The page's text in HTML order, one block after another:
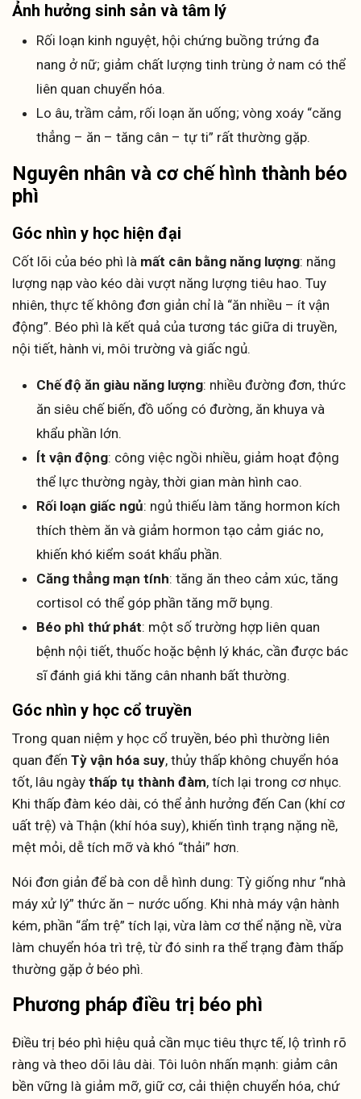
Ảnh hưởng sinh sản và tâm lý
Rối loạn kinh nguyệt, hội chứng buồng trứng đa
nang ở nữ; giảm chất lượng tinh trùng ở nam có thể
liên quan chuyển hóa.
Lo âu, trầm cảm, rối loạn ăn uống; vòng xoáy “căng
thẳng – ăn – tăng cân – tự ti” rất thường gặp.
Nguyên nhân và cơ chế hình thành béo
phì
Góc nhìn y học hiện đại
Cốt lõi của béo phì là mất cân bằng năng lượng: năng
lượng nạp vào kéo dài vượt năng lượng tiêu hao. Tuy
nhiên, thực tế không đơn giản chỉ là “ăn nhiều – ít vận
động”. Béo phì là kết quả của tương tác giữa di truyền,
nội tiết, hành vi, môi trường và giấc ngủ.
Chế độ ăn giàu năng lượng: nhiều đường đơn, thức
ăn siêu chế biến, đồ uống có đường, ăn khuya và
khẩu phần lớn.
Ít vận động: công việc ngồi nhiều, giảm hoạt động
thể lực thường ngày, thời gian màn hình cao.
Rối loạn giấc ngủ: ngủ thiếu làm tăng hormon kích
thích thèm ăn và giảm hormon tạo cảm giác no,
khiến khó kiểm soát khẩu phần.
Căng thẳng mạn tính: tăng ăn theo cảm xúc, tăng
cortisol có thể góp phần tăng mỡ bụng.
Béo phì thứ phát: một số trường hợp liên quan
bệnh nội tiết, thuốc hoặc bệnh lý khác, cần được bác
sĩ đánh giá khi tăng cân nhanh bất thường.
Góc nhìn y học cổ truyền
Trong quan niệm y học cổ truyền, béo phì thường liên
quan đến Tỳ vận hóa suy, thủy thấp không chuyển hóa
tốt, lâu ngày thấp tụ thành đàm, tích lại trong cơ nhục.
Khi thấp đàm kéo dài, có thể ảnh hưởng đến Can (khí cơ
uất trệ) và Thận (khí hóa suy), khiến tình trạng nặng nề,
mệt mỏi, dễ tích mỡ và khó “thải” hơn.
Nói đơn giản để bà con dễ hình dung: Tỳ giống như “nhà
máy xử lý” thức ăn – nước uống. Khi nhà máy vận hành
kém, phần “ẩm trệ” tích lại, vừa làm cơ thể nặng nề, vừa
làm chuyển hóa trì trệ, từ đó sinh ra thể trạng đàm thấp
thường gặp ở béo phì.
Phương pháp điều trị béo phì
Điều trị béo phì hiệu quả cần mục tiêu thực tế, lộ trình rõ
ràng và theo dõi lâu dài. Tôi luôn nhấn mạnh: giảm cân
bền vững là giảm mỡ, giữ cơ, cải thiện chuyển hóa, chứ